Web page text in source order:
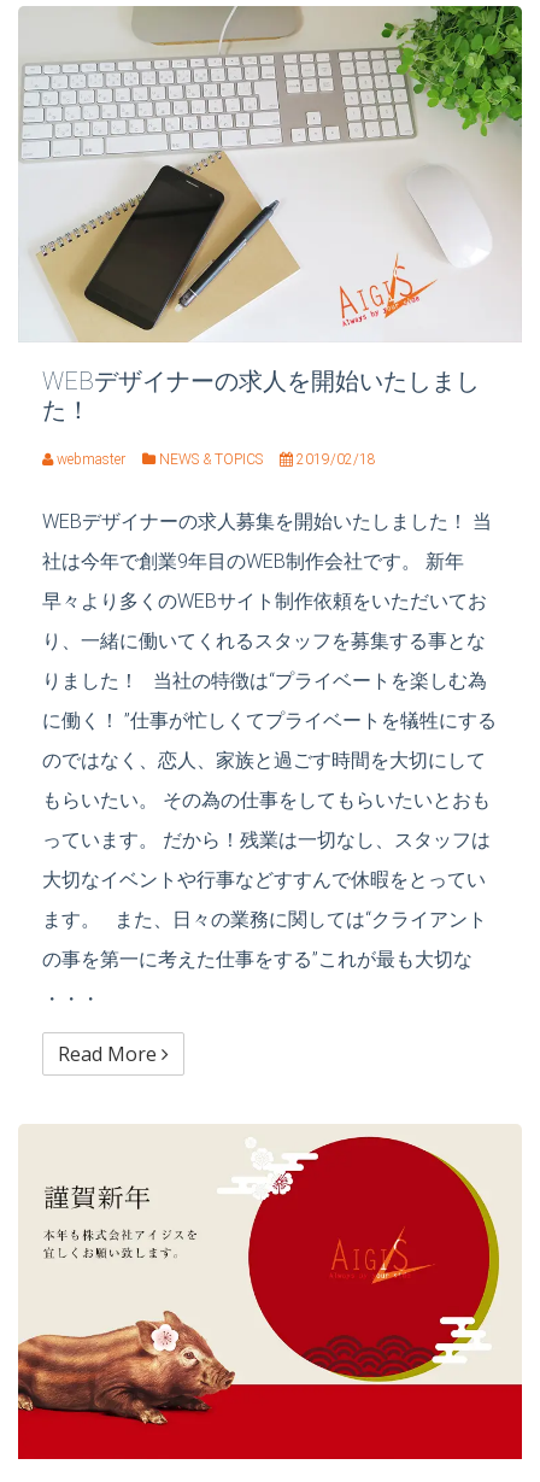
WEBデザイナーの求人を開始いたしまし
た！
webmaster NEWS & TOPICS 2019/02/18
WEBデザイナーの求人募集を開始いたしました！ 当
社は今年で創業9年目のWEB制作会社です。 新年
早々より多くのWEBサイト制作依頼をいただいてお
り、一緒に働いてくれるスタッフを募集する事とな
りました！ 当社の特徴は“プライベートを楽しむ為
に働く！ ”仕事が忙しくてプライベートを犠牲にする
のではなく、恋人、家族と過ごす時間を大切にして
もらいたい。 その為の仕事をしてもらいたいとおも
っています。 だから！残業は一切なし、スタッフは
大切なイベントや行事などすすんで休暇をとってい
ます。 また、日々の業務に関しては“クライアント
の事を第一に考えた仕事をする”これが最も大切な
・・・
Read More